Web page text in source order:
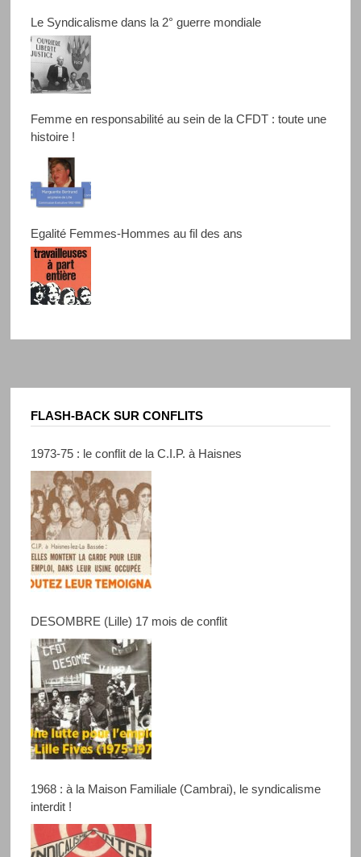
Le Syndicalisme dans la 2° guerre mondiale
Femme en responsabilité au sein de la CFDT : toute une
histoire !
Egalité Femmes-Hommes au fil des ans
FLASH-BACK SUR CONFLITS
1973-75 : le conflit de la C.I.P. à Haisnes
DESOMBRE (Lille) 17 mois de conflit
1968 : à la Maison Familiale (Cambrai), le syndicalisme
interdit !